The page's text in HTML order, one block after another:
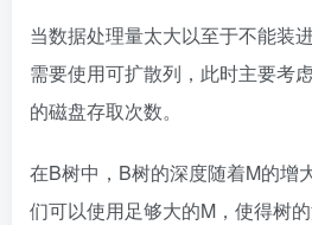
当数据处理量太大以至于不能装
需要使用可扩散列，此时主要考
的磁盘存取次数。
在B树中，B树的深度随着M的增
们可以使用足够大的M，使得树